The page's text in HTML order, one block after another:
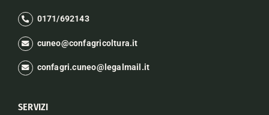
0171/692143
cuneo@confagricoltura.it
confagri.cuneo@legalmail.it
SERVIZI